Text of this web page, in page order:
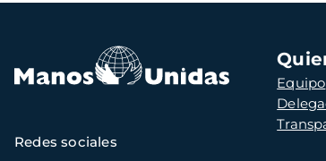
Navegación
principal
Equipo
Redes sociales